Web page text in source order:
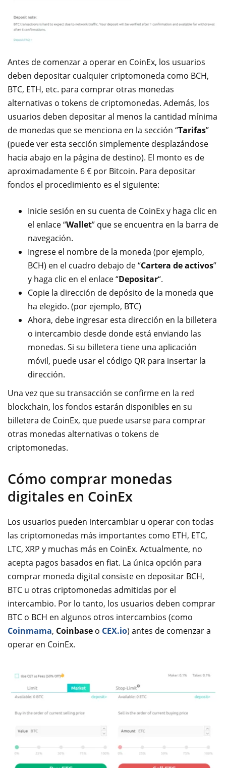
Antes de comenzar a operar en CoinEx, los usuarios
deben depositar cualquier criptomoneda como BCH,
BTC, ETH, etc. para comprar otras monedas
alternativas o tokens de criptomonedas. Además, los
usuarios deben depositar al menos la cantidad mínima
de monedas que se menciona en la sección “Tarifas”
(puede ver esta sección simplemente desplazándose
hacia abajo en la página de destino). El monto es de
aproximadamente 6 € por Bitcoin. Para depositar
fondos el procedimiento es el siguiente:
Inicie sesión en su cuenta de CoinEx y haga clic en
el enlace “Wallet” que se encuentra en la barra de
navegación.
Ingrese el nombre de la moneda (por ejemplo,
BCH) en el cuadro debajo de “Cartera de activos”
y haga clic en el enlace “Depositar“.
Copie la dirección de depósito de la moneda que
ha elegido. (por ejemplo, BTC)
Ahora, debe ingresar esta dirección en la billetera
o intercambio desde donde está enviando las
monedas. Si su billetera tiene una aplicación
móvil, puede usar el código QR para insertar la
dirección.
Una vez que su transacción se confirme en la red
blockchain, los fondos estarán disponibles en su
billetera de CoinEx, que puede usarse para comprar
otras monedas alternativas o tokens de
criptomonedas.
Cómo comprar monedas
digitales en CoinEx
Los usuarios pueden intercambiar u operar con todas
las criptomonedas más importantes como ETH, ETC,
LTC, XRP y muchas más en CoinEx. Actualmente, no
acepta pagos basados en fiat. La única opción para
comprar moneda digital consiste en depositar BCH,
BTC u otras criptomonedas admitidas por el
intercambio. Por lo tanto, los usuarios deben comprar
BTC o BCH en algunos otros intercambios (como
Coinmama, Coinbase o CEX.io) antes de comenzar a
operar en CoinEx.